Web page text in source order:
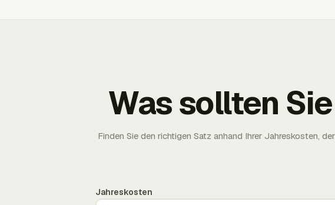
Was sollten
Finden Sie den richtigen Satz anhand Ihrer Jahreskosten,
Jahreskosten